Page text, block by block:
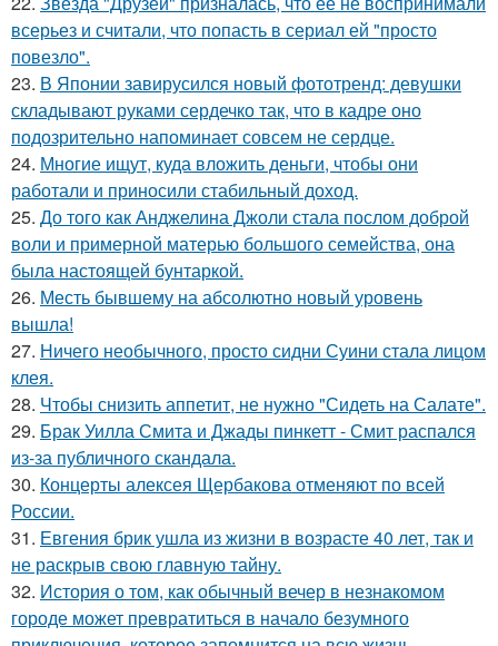
всерьез и считали, что попасть в сериал ей "просто
повезло".
23. В Японии завирусился новый фототренд: девушки
складывают руками сердечко так, что в кадре оно
подозрительно напоминает совсем не сердце.
24. Многие ищут, куда вложить деньги, чтобы они
работали и приносили стабильный доход.
25. До того как Анджелина Джоли стала послом доброй
воли и примерной матерью большого семейства, она
была настоящей бунтаркой.
26. Месть бывшему на абсолютно новый уровень
вышла!
27. Ничего необычного, просто сидни Суини стала лицом
клея.
28. Чтобы снизить аппетит, не нужно "Сидеть на Салате".
29. Брак Уилла Смита и Джады пинкетт - Смит распался
из-за публичного скандала.
30. Концерты алексея Щербакова отменяют по всей
России.
31. Евгения брик ушла из жизни в возрасте 40 лет, так и
не раскрыв свою главную тайну.
32. История о том, как обычный вечер в незнакомом
городе может превратиться в начало безумного